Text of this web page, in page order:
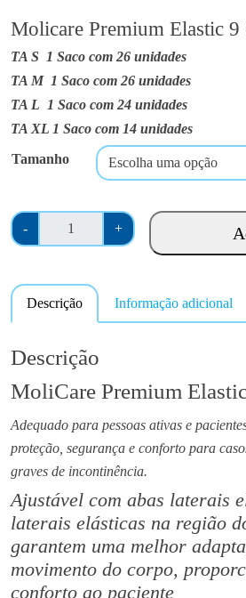
c
e
r
a
g
:
0
o
u
2
9
.
0
0
Molicare Premium Elastic 9
TA S
1 Saco com 26 unidades
TA M 1 Saco com 26 unidades
TA L
1 Saco com 24 unidades
TA XL 1 Saco com 14 unidades
Tamanho
-
Q
u
n
i
d
a
d
d
e
M
o
c
+
Descrição Informação adicional
Descrição
MoliCare ​Premium
Adequado para pessoas ativas e
proteção, segurança e conforto para
graves de incontinência.
​Ajustável com abas laterais
laterais elásticas na região
garantem uma melhor
movimento do corpo,
conforto ao paciente